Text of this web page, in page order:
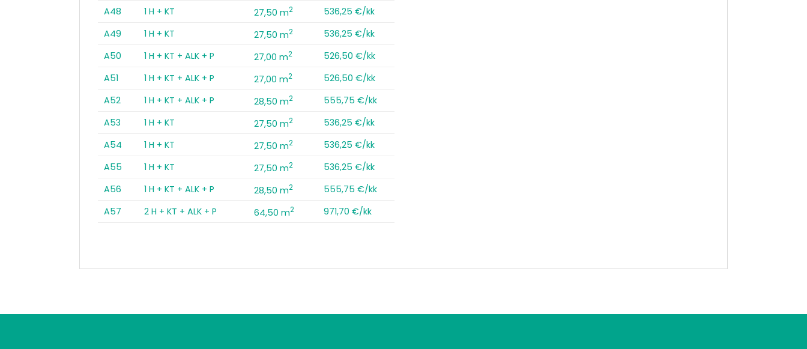
A48
1 H + KT 27,50 m2
536,25 €/kk
A49
1 H + KT 27,50 m2
536,25 €/kk
A50
1 H + KT + ALK + P 27,00 m2
526,50 €/kk
A51
1 H + KT + ALK + P 27,00 m2
526,50 €/kk
A52
1 H + KT + ALK + P 28,50 m2
555,75 €/kk
A53
1 H + KT 27,50 m2
536,25 €/kk
A54
1 H + KT 27,50 m2
536,25 €/kk
A55
1 H + KT 27,50 m2
536,25 €/kk
A56
1 H + KT + ALK + P 28,50 m2
555,75 €/kk
A57
2 H + KT + ALK + P 64,50 m2 971,70 €/kk